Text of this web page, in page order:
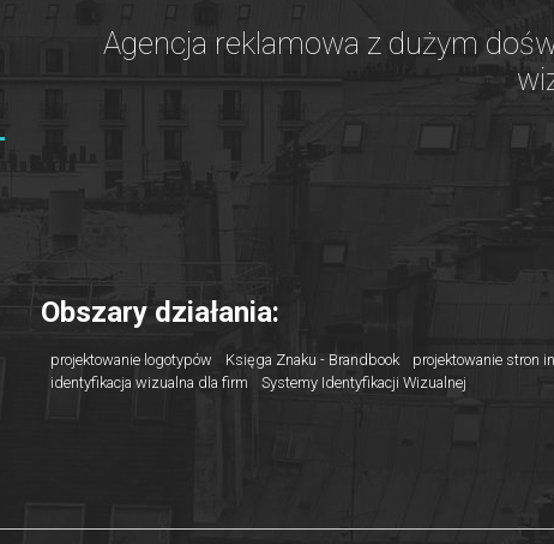
Agencja reklamowa z dużym
Obszary działania:
projektowanie logotypów Księga Znaku - Brandbook projektowanie stron
identyfikacja wizualna dla firm
Systemy Identyfikacji Wizualnej